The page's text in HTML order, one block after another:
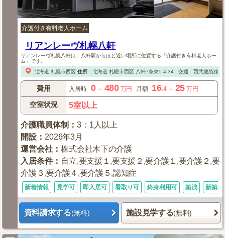
介護付き有料老人ホーム
リアンレーヴ札幌八軒
リアンレーヴ札幌八軒は、八軒駅からほど近い場所に位置する「介護付き有料老人ホー
ム」です。
北海道 札幌市西区 住所： 北海道 札幌市西区八軒7条東5-4-34 交通：西武池袋線
費用 入居時 0～ 480 万円 月額 16.4～ 25 万円
空室状況 5室以上
介護職員体制 ：3：1人以上
開設 ： 2026年3月
運営会社 ：株式会社木下の介護
入居条件： 自立,要支援１,要支援２,要介護１,要介護２,要
介護３,要介護４,要介護５,認知症
新着情報 見学可 即入居可 看取り可 終身利用可 築浅 新築1
資料請求する(無料) 施設見学する(無料)